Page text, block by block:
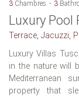
3 Chambres 3
Luxury Pool
Terrace, Jacuzzi,
Luxury Villas
in the nature will
Mediterranean
property that